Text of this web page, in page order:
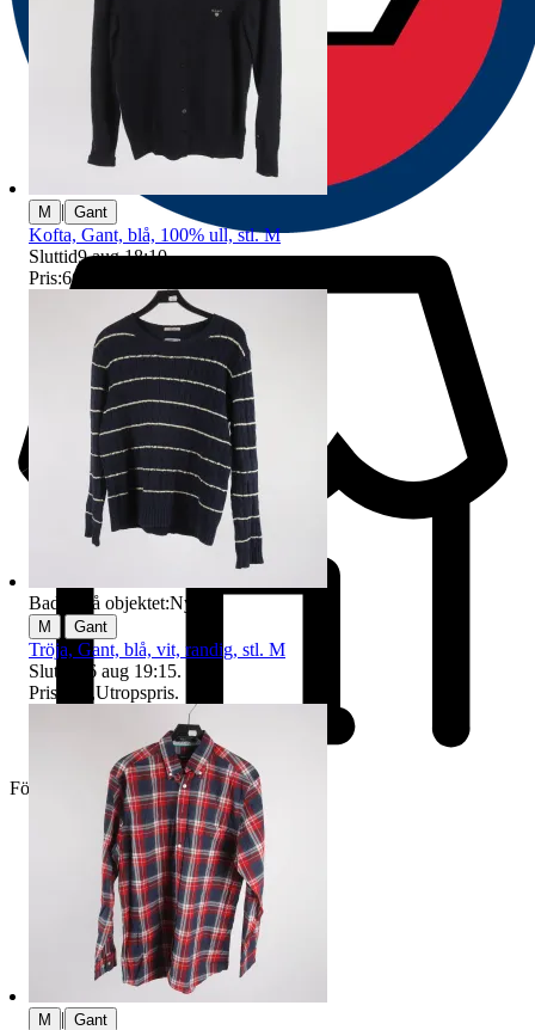
Företag
M | Gant
Kofta, Gant, blå, 100% ull, stl. M
Sluttid9 aug 18:10.
Pris:66 kr
Badge på objektet:Ny
M Gant
Tröja, Gant, blå, vit, randig, stl. M
Sluttid
16 aug 19:15.
Pris:
,Utropspris.
M | Gant